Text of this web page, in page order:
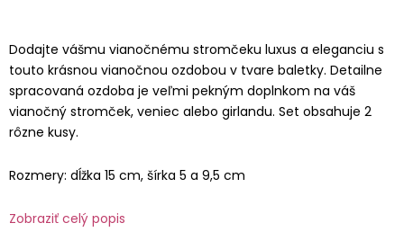
Dodajte vášmu vianočnému stromčeku luxus a eleganciu s
touto krásnou vianočnou ozdobou v tvare baletky. Detailne
spracovaná ozdoba je veľmi pekným doplnkom na váš
vianočný stromček, veniec alebo girlandu. Set obsahuje 2
rôzne kusy.
Rozmery: dĺžka 15 cm, šírka 5 a 9,5 cm
Zobraziť celý popis